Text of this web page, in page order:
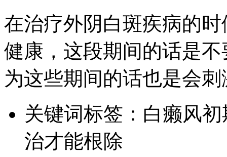
在治疗外阴白斑疾病的
健康，这段期间的话是
为这些期间的话也是会
关键词标签： 白癞风
治才能根除